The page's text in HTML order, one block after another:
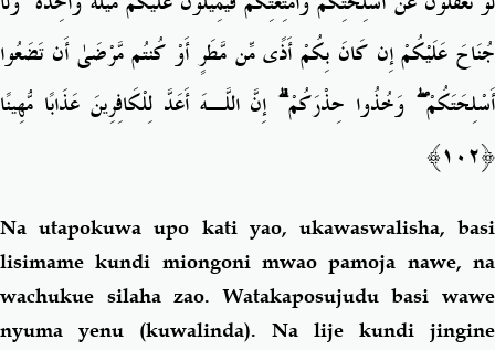
جُنَاحَ عَلَيْكُمْ إِن كَانَ بِكُمْ أَذًى مِّن مَّطَرٍ أَوْ كُنتُم مَّرْضَىٰ أَن تَضَعُوا
أَسْلِحَتَكُمْ ۖ وَخُذُوا حِذْرَكُمْ ۗ إِنَّ اللَّـهَ أَعَدَّ لِلْكَافِرِينَ عَذَابًا مُّهِينًا
﴿١٠٢﴾
Na utapokuwa upo kati yao, ukawaswalisha, basi
lisimame kundi miongoni mwao pamoja nawe, na
wachukue silaha zao. Watakaposujudu basi wawe
nyuma yenu (kuwalinda). Na lije kundi jingine